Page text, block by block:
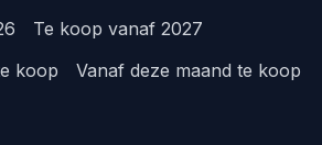
Te koop vanaf 2027
koop
Vanaf deze maand te koop